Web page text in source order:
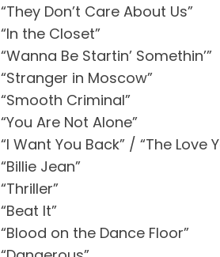
“They Don’t Care About Us”
“In the Closet”
“Wanna Be Startin’ Somethin’”
“Stranger in Moscow”
“Smooth Criminal”
“You Are Not Alone”
“I Want You Back” / “The Love
“Billie Jean”
“Thriller”
“Beat It”
“Blood on the Dance Floor”